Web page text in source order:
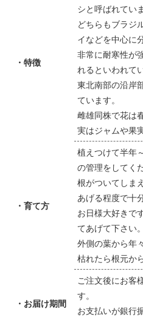
・特徴
シと呼ばれてい
どちらもブラジ
イなどを中心に
非常に耐寒性が
れるといわれて
東北南部の沿岸
ています。
雌雄同株で花は
実はジャムや果
・育て方
植えつけて半年
の管理をしてく
根がついてしま
あげる程度で十
お日様大好きで
てあげて下さい。
外側の葉から年
枯れたら根元か
・お届け期間
ご注文後にお客
す。
お支払いが銀行